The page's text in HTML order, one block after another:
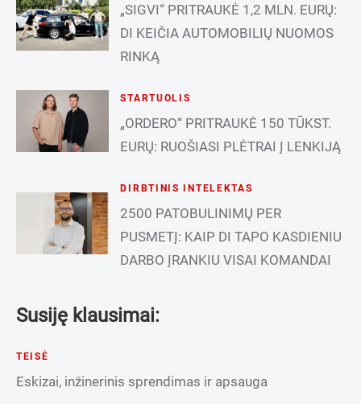
„SIGVI“ PRITRAUKĖ 1,2 MLN. EURŲ:
DI KEIČIA AUTOMOBILIŲ NUOMOS
RINKĄ
STARTUOLIS
„ORDERO“ PRITRAUKĖ 150 TŪKST.
EURŲ: RUOŠIASI PLĖTRAI Į LENKIJĄ
DIRBTINIS INTELEKTAS
2500 PATOBULINIMŲ PER
PUSMETĮ: KAIP DI TAPO KASDIENIU
DARBO ĮRANKIU VISAI KOMANDAI
Susiję klausimai:
TEISĖ
Eskizai, inžinerinis sprendimas ir apsauga